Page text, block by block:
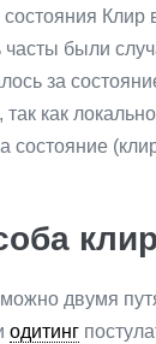
состояния Клир
были
за
так как
состояние
двумя
одитинг